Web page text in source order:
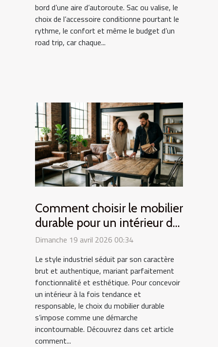
bord d’une aire d’autoroute. Sac ou valise, le
choix de l’accessoire conditionne pourtant le
rythme, le confort et même le budget d’un
road trip, car chaque...
Comment choisir le mobilier
durable pour un intérieur de
style industriel ?
Dimanche 19 avril 2026 00:34
Le style industriel séduit par son caractère
brut et authentique, mariant parfaitement
fonctionnalité et esthétique. Pour concevoir
un intérieur à la fois tendance et
responsable, le choix du mobilier durable
s’impose comme une démarche
incontournable. Découvrez dans cet article
comment...